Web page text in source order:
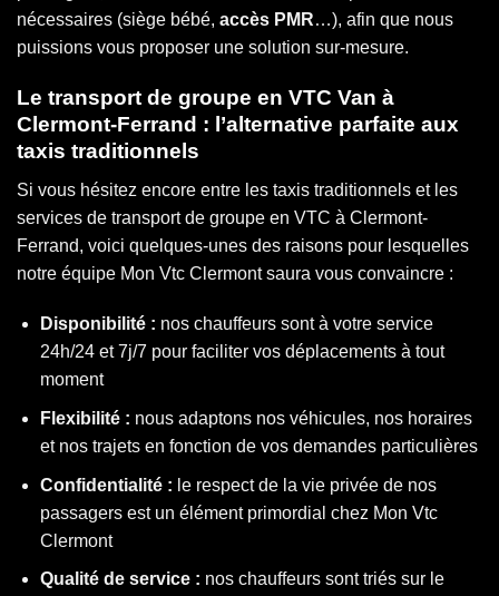
nécessaires (siège bébé, accès PMR…), afin que nous
puissions vous proposer une solution sur-mesure.
Le transport de groupe en VTC Van à
Clermont-Ferrand : l’alternative parfaite aux
taxis traditionnels
Si vous hésitez encore entre les taxis traditionnels et les
services de transport de groupe en VTC à Clermont-
Ferrand, voici quelques-unes des raisons pour lesquelles
notre équipe Mon Vtc Clermont saura vous convaincre :
Disponibilité : nos chauffeurs sont à votre service
24h/24 et 7j/7 pour faciliter vos déplacements à tout
moment
Flexibilité : nous adaptons nos véhicules, nos horaires
et nos trajets en fonction de vos demandes particulières
Confidentialité : le respect de la vie privée de nos
passagers est un élément primordial chez Mon Vtc
Clermont
Qualité de service : nos chauffeurs sont triés sur le